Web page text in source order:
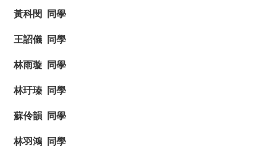
黃科閔 同學
王詔儀 同學
林雨璇 同學
林玗瑧 同學
蘇伶韻 同學
林羽鴻 同學